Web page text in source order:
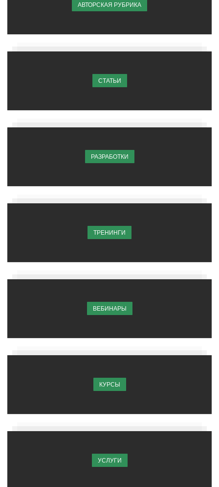
АВТОРСКАЯ РУБРИКА
СТАТЬИ
РАЗРАБОТКИ
ТРЕНИНГИ
ВЕБИНАРЫ
КУРСЫ
УСЛУГИ